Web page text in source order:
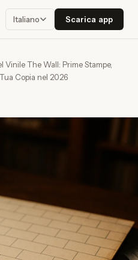
Italiano Scarica app
Vinile The Wall: Prime Stampe,
Copia nel 2026